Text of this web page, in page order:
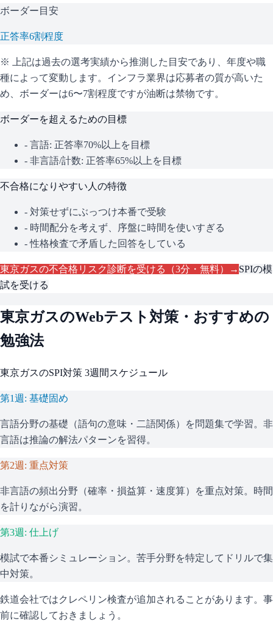
ボーダー目安
正答率6割程度
※ 上記は過去の選考実績から推測した目安であり、年度や職
種によって変動します。 インフラ業界は応募者の質が高いた
め、ボーダーは6〜7割程度ですが油断は禁物です。
ボーダーを超えるための目標
- 言語: 正答率70%以上を目標
- 非言語/計数: 正答率65%以上を目標
不合格になりやすい人の特徴
- 対策せずにぶっつけ本番で受験
- 時間配分を考えず、序盤に時間を使いすぎる
- 性格検査で矛盾した回答をしている
東京ガスの不合格リスク診断を受ける（3分・無料）→ SPIの模
試を受ける
東京ガスのWebテスト対策・おすすめの
勉強法
東京ガスのSPI対策 3週間スケジュール
第1週: 基礎固め
言語分野の基礎（語句の意味・二語関係）を問題集で学習。非
言語は推論の解法パターンを習得。
第2週: 重点対策
非言語の頻出分野（確率・損益算・速度算）を重点対策。時間
を計りながら演習。
第3週: 仕上げ
模試で本番シミュレーション。苦手分野を特定してドリルで集
中対策。
鉄道会社ではクレペリン検査が追加されることがあります。事
前に確認しておきましょう。